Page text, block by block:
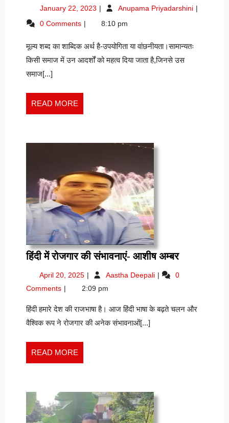
विकास
में
की
भूमिका-
विमल
विनोद
January 22, 2023 January
2023
Anupama Priyadarshini मूल्यों
0 Comments 8:10 pm
मूल्य शब्द का शाब्दिक अर्थ है-उपयोगिता या वांछनीयता।सामान्यतः
किसी समाज में उन आदर्शों को महत्व दिया जाता है,जिनसे उस
समाज[...]
READ MORE
MORE
हिंदी में रोजगार की संभावनाएं- आशीष अम्बरहिंदी
रोजगार
संभावनाएं-
April 20, 2025 April
2025
Aastha Deepali हिंदी
संभावनाएं-
0
Comments
2:09 pm
हिंदी हमारे देश की राजभाषा है। आज हिंदी भाषा के बढ़ते चलन और
वैश्विक रूप ने रोजगार की अनेक संभावनाओं[...]
READ MORE
MORE